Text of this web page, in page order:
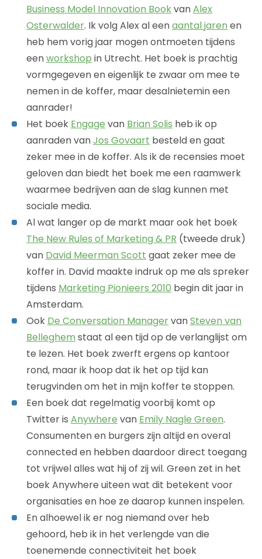
Business Model Innovation BookvanAlex
Osterwalder. Ik volg Alex al eenaantal jaren en
heb hem vorig jaar mogen ontmoeten tijdens
eenworkshop in Utrecht. Het boek is prachtig
vormgegeven en eigenlijk te zwaar om mee te
nemen in de koffer, maar desalnietemin een
aanrader!
Het boek Engage van Brian Solis heb ik op
aanraden vanJos Govaart besteld en gaat
zeker mee in de koffer. Als ik de recensies moet
geloven dan biedt het boek me een raamwerk
waarmee bedrijven aan de slag kunnen met
sociale media.
Al wat langer op de markt maar ook het boek
The New Rules of Marketing & PR (tweede druk)
van David Meerman Scott gaat zeker mee de
koffer in. David maakte indruk op me als spreker
tijdens Marketing Pionieers 2010 begin dit jaar in
Amsterdam.
Ook De Conversation ManagervanSteven van
Belleghem staat al een tijd op de verlanglijst om
te lezen. Het boek zwerft ergens op kantoor
rond, maar ik hoop dat ik het op tijd kan
terugvinden om het in mijn koffer te stoppen.
Een boek dat regelmatig voorbij komt op
Twitter is Anywhere van Emily Nagle Green.
Consumenten en burgers zijn altijd en overal
connected en hebben daardoor direct toegang
tot vrijwel alles wat hij of zij wil. Green zet in het
boek Anywhere uiteen wat dit betekent voor
organisaties en hoe ze daarop kunnen inspelen.
En alhoewel ik er nog niemand over heb
gehoord, heb ik in het verlengde van die
toenemende connectiviteit het boek